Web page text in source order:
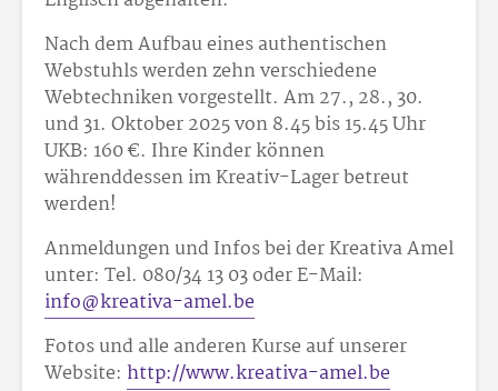
Nach dem Aufbau eines authentischen
Webstuhls werden zehn verschiedene
Webtechniken vorgestellt. Am 27., 28., 30.
und 31. Oktober 2025 von 8.45 bis 15.45 Uhr
UKB: 160 €. Ihre Kinder können
währenddessen im Kreativ-Lager betreut
werden!
Anmeldungen und Infos bei der Kreativa Amel
unter: Tel. 080/34 13 03 oder E-Mail:
info@kreativa-amel.be
Fotos und alle anderen Kurse auf unserer
Website: http://www.kreativa-amel.be